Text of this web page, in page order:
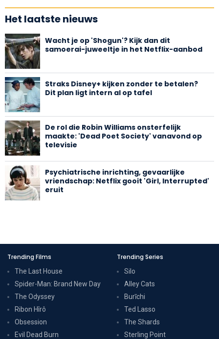
Het laatste nieuws
Wacht je op 'Shogun'? Kijk dan dit
samoerai-juweeltje in het Netflix-aanbod
Straks Disney+ kijken zonder te betalen?
Dit plan ligt intern al op tafel
De rol die Robin Williams onsterfelijk
maakte: 'Dead Poet Society' vanavond op
televisie
Psychiatrische inrichting, gevaarlijke
vriendschap: Netflix gooit 'Girl, Interrupted'
eruit
Trending Films
The Last House
Spider-Man: Brand New Day
The Odyssey
Ribon Hîrô
Obsession
Evil Dead Burn
Trending Series
Silo
Alley Cats
Burīchi
Ted Lasso
The Shards
Sterling Point